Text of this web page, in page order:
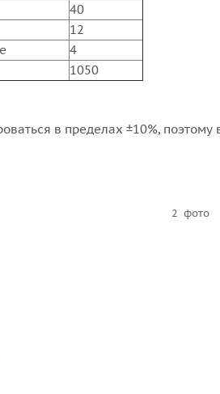
40
12
4
1050
в пределах ±10%, поэтому
2 фото